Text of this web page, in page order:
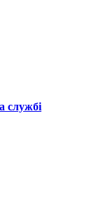
службі